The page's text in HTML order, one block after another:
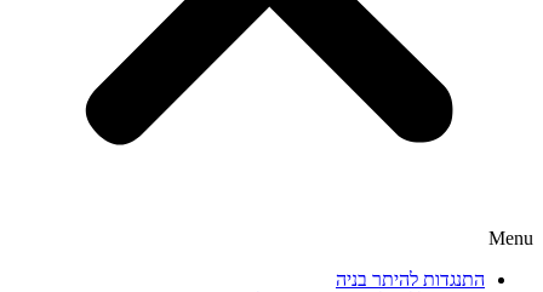
Menu
התנגדות להיתר בניה